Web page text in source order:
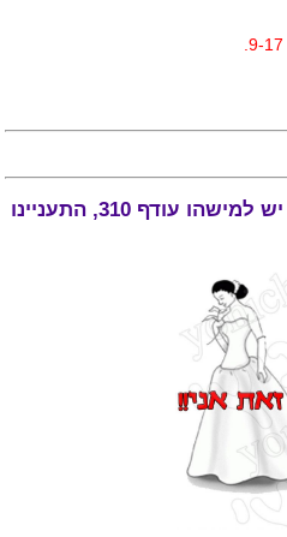
גולשים שרכשו את המוצר - יש למישהו עודף 310, התעניינו